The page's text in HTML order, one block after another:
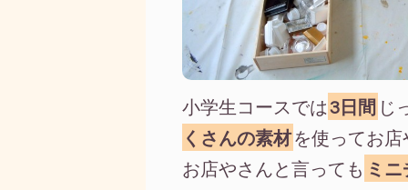
小学生コースでは3日間 じ
くさんの素材を使ってお
お店やさんと言っても ミ